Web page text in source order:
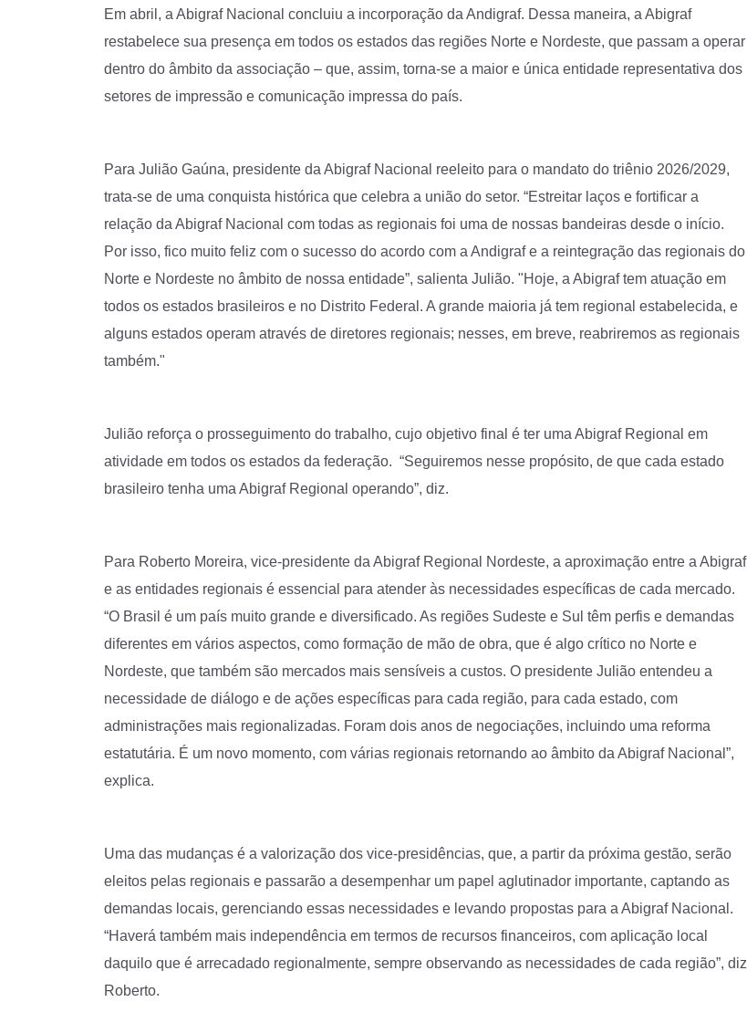
Em abril, a Abigraf Nacional concluiu a incorporação da Andigraf. Dessa maneira, a Abigraf
restabelece sua presença em todos os estados das regiões Norte e Nordeste, que passam a operar
dentro do âmbito da associação – que, assim, torna-se a maior e única entidade representativa dos
setores de impressão e comunicação impressa do país.
Para Julião Gaúna, presidente da Abigraf Nacional reeleito para o mandato do triênio 2026/2029,
trata-se de uma conquista histórica que celebra a união do setor. “Estreitar laços e fortificar a
relação da Abigraf Nacional com todas as regionais foi uma de nossas bandeiras desde o início.
Por isso, fico muito feliz com o sucesso do acordo com a Andigraf e a reintegração das regionais do
Norte e Nordeste no âmbito de nossa entidade”, salienta Julião. "Hoje, a Abigraf tem atuação em
todos os estados brasileiros e no Distrito Federal. A grande maioria já tem regional estabelecida, e
alguns estados operam através de diretores regionais; nesses, em breve, reabriremos as regionais
também."
Julião reforça o prosseguimento do trabalho, cujo objetivo final é ter uma Abigraf Regional em
atividade em todos os estados da federação. “Seguiremos nesse propósito, de que cada estado
brasileiro tenha uma Abigraf Regional operando”, diz.
Para Roberto Moreira, vice-presidente da Abigraf Regional Nordeste, a aproximação entre a Abigraf
e as entidades regionais é essencial para atender às necessidades específicas de cada mercado.
“O Brasil é um país muito grande e diversificado. As regiões Sudeste e Sul têm perfis e demandas
diferentes em vários aspectos, como formação de mão de obra, que é algo crítico no Norte e
Nordeste, que também são mercados mais sensíveis a custos. O presidente Julião entendeu a
necessidade de diálogo e de ações específicas para cada região, para cada estado, com
administrações mais regionalizadas. Foram dois anos de negociações, incluindo uma reforma
estatutária. É um novo momento, com várias regionais retornando ao âmbito da Abigraf Nacional”,
explica.
Uma das mudanças é a valorização dos vice-presidências, que, a partir da próxima gestão, serão
eleitos pelas regionais e passarão a desempenhar um papel aglutinador importante, captando as
demandas locais, gerenciando essas necessidades e levando propostas para a Abigraf Nacional.
“Haverá também mais independência em termos de recursos financeiros, com aplicação local
daquilo que é arrecadado regionalmente, sempre observando as necessidades de cada região”, diz
Roberto.